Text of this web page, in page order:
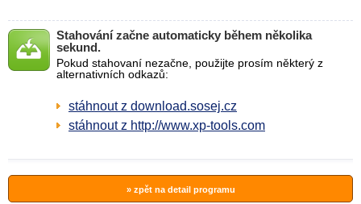
Stahování začne automaticky během několika
sekund.
Pokud stahovaní nezačne, použijte prosím některý z
alternativních odkazů:
stáhnout z download.sosej.cz
stáhnout z http://www.xp-tools.com
» zpět na detail programu